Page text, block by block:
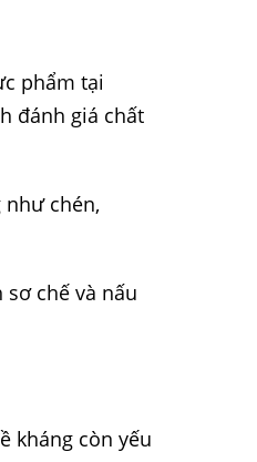
phẩm tại
đánh giá chất
chén,
chế và nấu
kháng còn yếu